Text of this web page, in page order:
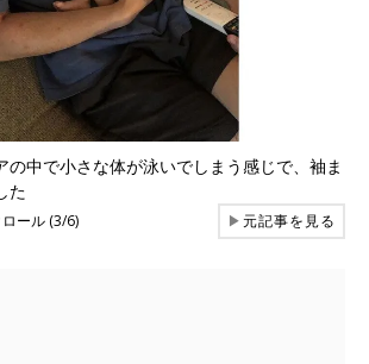
の中で小さな体が泳いでしまう感じで、袖ま
た
ール (3/6) ▶元記事を見る